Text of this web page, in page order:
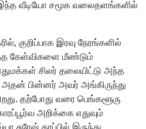
இந்த வீடியோ சமூக வலைதளங்களில்
குறிப்பாக இரவு நேரங்களில்
கேள்விகளை மீண்டும்
சிலர் தலையிட்டு அந்த
பின்னர் அவர் அங்கிருந்து
தற்போது வரை பெங்களூரு
அறிக்கை எதுவும்